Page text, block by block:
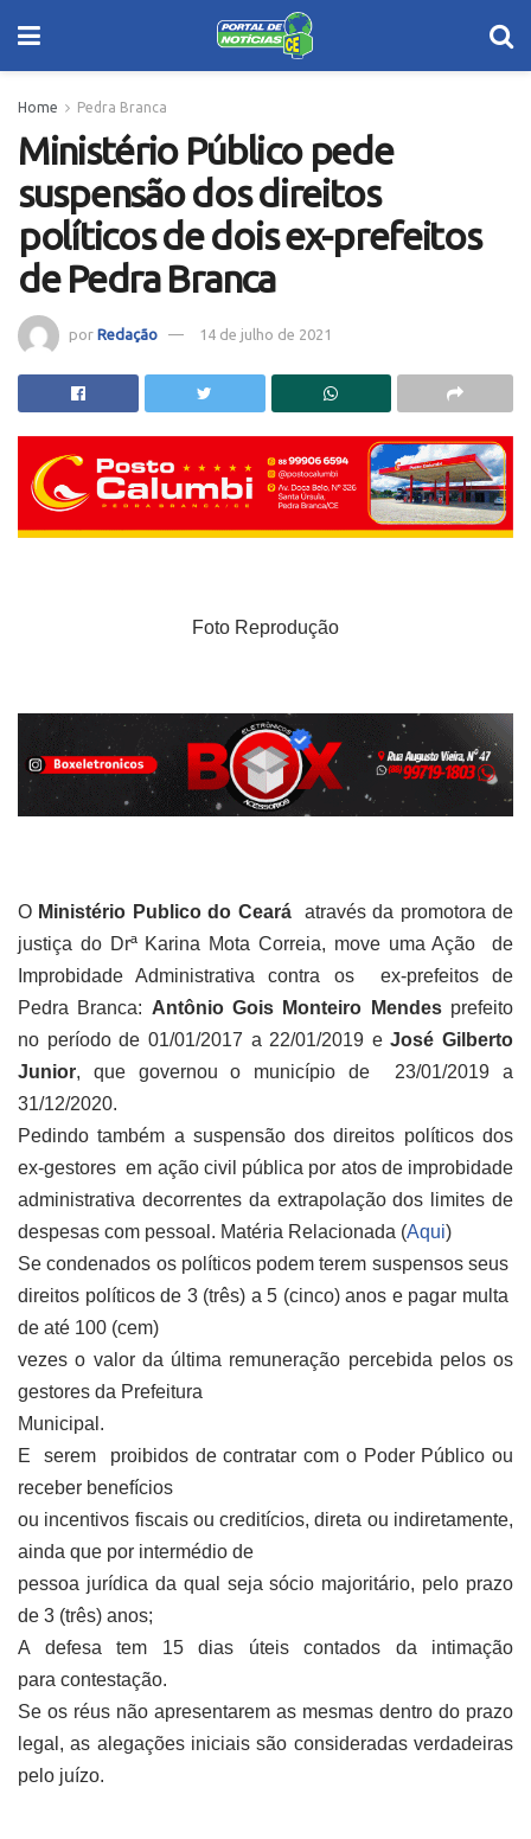
Home Pedra Branca
Ministério Público pede
suspensão dos direitos
políticos de dois ex-prefeitos
de Pedra Branca
por Redação 14 de julho de 2021
Foto Reprodução
O Ministério Publico do Ceará
através da promotora de
justiça do Drª Karina Mota Correia, move uma Ação de
Improbidade Administrativa contra os ex-prefeitos de
Pedra Branca: AntônioGois Monteiro Mendes prefeito
no período de 01/01/2017 a 22/01/2019 eJosé Gilberto
Junior, que governou o município de 23/01/2019 a
31/12/2020.
Pedindo também a suspensão dos direitos políticos dos
ex-gestores em ação civil pública por atos de improbidade
administrativa decorrentes da extrapolação dos limites de
despesas com pessoal. Matéria Relacionada (Aqui)
Se condenados os políticos podem terem suspensos seus
direitos políticos de 3 (três) a 5 (cinco) anos e pagar multa
de até 100 (cem)
vezes o valor da última remuneração percebida pelos os
gestores da Prefeitura
Municipal.
E serem proibidos de contratar com o Poder Público ou
receber benefícios
ou incentivos fiscais ou creditícios, direta ou indiretamente,
ainda que por intermédio de
pessoa jurídica da qual seja sócio majoritário, pelo prazo
de 3 (três) anos;
A defesa tem 15 dias úteis contados da intimação
para contestação.
Se os réus não apresentarem as mesmas dentro do prazo
legal, as alegações iniciais são consideradas verdadeiras
pelo juízo.